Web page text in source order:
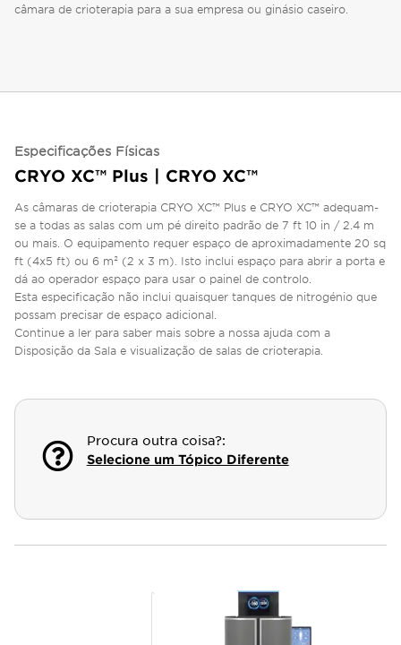
câmara de crioterapia para a sua empresa ou ginásio caseiro.
Especificações Físicas
CRYO XC™ Plus | CRYO XC™
As câmaras de crioterapia CRYO XC™ Plus e CRYO XC™ adequam-
se a todas as salas com um pé direito padrão de 7 ft 10 in / 2.4 m
ou mais. O equipamento requer espaço de aproximadamente 20 sq
ft (4x5 ft) ou 6 m² (2 x 3 m). Isto inclui espaço para abrir a porta e
dá ao operador espaço para usar o painel de controlo.
Esta especificação não inclui quaisquer tanques de nitrogénio que
possam precisar de espaço adicional.
Continue a ler para saber mais sobre a nossa ajuda com a
Disposição da Sala e visualização de salas de crioterapia.
Procura outra coisa?:
Selecione um Tópico Diferente